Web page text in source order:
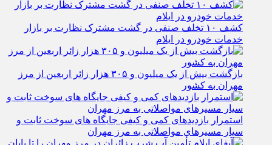
کشف ۱۰ تخلف صنفی در گشت مشترک نظارت بر بازار
خدمات خودرو در ایلام
بازگشت بیش از یک میلیون و ۳۰۵ هزار زائر اربعین از مرز
مهران به کشور
استمرار بازدیدهای کمی و کیفی جایگاه‌ های سوخت ثابت و
سیار مسیرهای مواصلاتی به مرز مهران